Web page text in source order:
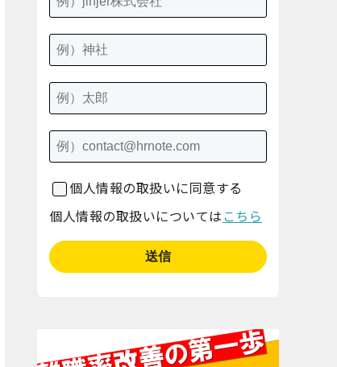
個人情報の取扱いに同意する
個人情報の取扱いについては こちら